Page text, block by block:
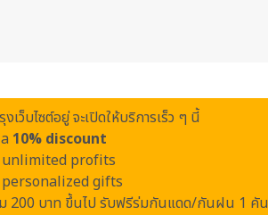
ว็บไซต์อยู่ จะเปิดให้บริการเร็ว ๆ นี้
10% discount
profits
gifts
200 บาท ขึ้นไป รับฟรีร่มกันแดด/กันฝน 1 คัน